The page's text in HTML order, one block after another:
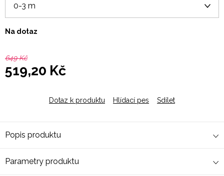
Na dotaz
649 Kč
519,20 Kč
Dotaz k produktu
Hlídací pes Sdílet
Popis produktu
Parametry produktu